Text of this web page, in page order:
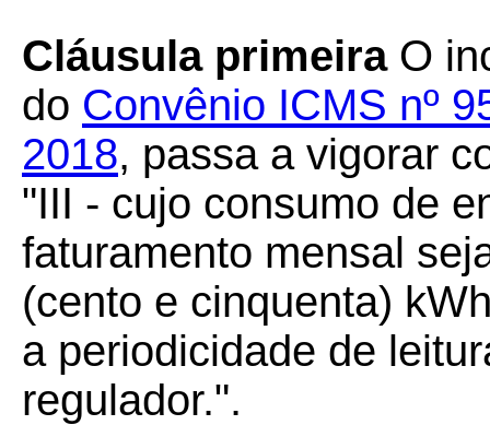
Cláusula primeiraO
do Convênio ICMS nº
2018, passa a vigorar
"III - cujo consumo de
faturamento mensal
(cento e cinquenta)
a periodicidade de
regulador.".